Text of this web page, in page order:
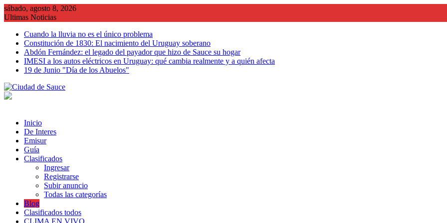
Saltar
al
sábado, agosto 8, 2026
Ultimas Noticias
Cuando la lluvia no es el único problema
Constitución de 1830: El nacimiento del Uruguay soberano
Abdón Fernández: el legado del payador que hizo de Sauce su hogar
IMESI a los autos eléctricos en Uruguay: qué cambia realmente y a quién afecta
19 de Junio "Día de los Abuelos"
Inicio
De Interes
Emisur
Guía
Clasificados
Ingresar
Registrarse
Subir anuncio
Todas las categorías
Blog
Clasificados todos
CLIMA EN VIVO